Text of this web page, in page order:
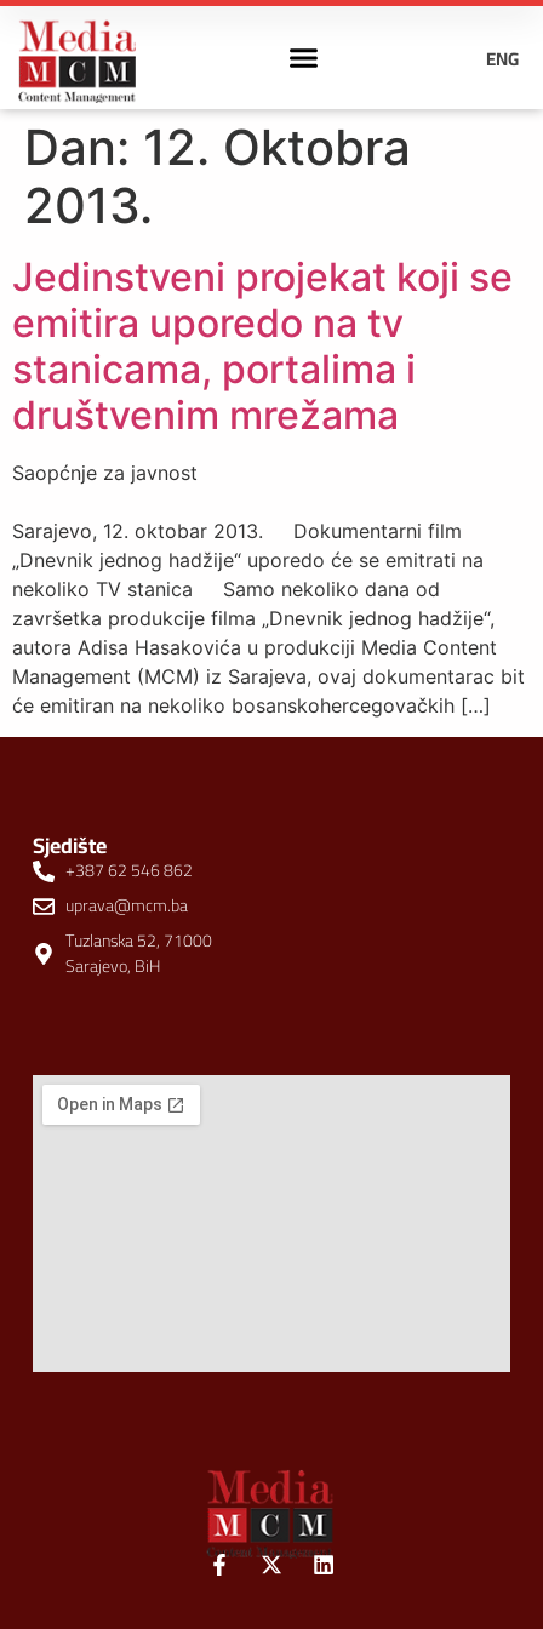
ENG
Dan: 12. Oktobra
2013.
Jedinstveni projekat koji se
emitira uporedo na tv
stanicama, portalima i
društvenim mrežama
Saopćnje za javnost
Sarajevo, 12. oktobar 2013. Dokumentarni film
„Dnevnik jednog hadžije“ uporedo će se emitrati na
nekoliko TV stanica Samo nekoliko dana od
završetka produkcije filma „Dnevnik jednog hadžije“,
autora Adisa Hasakovića u produkciji Media Content
Management (MCM) iz Sarajeva, ovaj dokumentarac bit
će emitiran na nekoliko bosanskohercegovačkih […]
Sjedište
+387 62 546 862
uprava@mcm.ba
Tuzlanska 52, 71000
Sarajevo, BiH